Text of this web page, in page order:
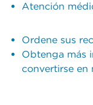
Atención
Ordene sus
Obtenga más
convertirse en